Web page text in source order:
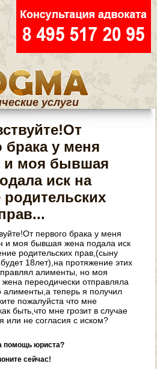
услуги
брака у меня
и моя бывшая
иск на
первого брака у меня
и моя бывшая жена подала иск
родительских прав,(сыну
18лет),на протяжение этих
алименты, но моя
переодически отправляла
алименты,а теперь я получил
пожалуйста что мне
быть,что мне грозит в случае
или не согласия с иском?
помощь юриста?
сейчас!